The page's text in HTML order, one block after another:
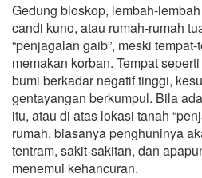
Gedung bioskop, lembah-
candi kuno, atau rumah-rumah
“penjagalan gaib”, meski
memakan korban. Tempat
bumi berkadar negatif tinggi,
gentayangan berkumpul. Bila
itu, atau di atas lokasi tanah
rumah, biasanya penghuninya
tentram, sakit-sakitan, dan
menemui kehancuran.